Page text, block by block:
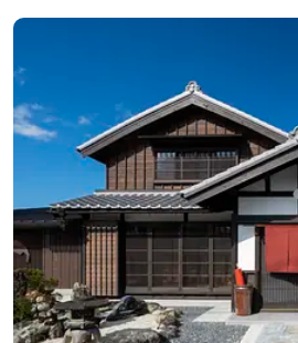
なる３つの貸切露天風呂を楽しめます。